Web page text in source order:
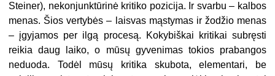
Steiner), nekonjunktūrinė kri­tiko pozicija. Ir svarbu – kalbos
menas. Šios vertybės – laisvas mąstymas ir žo­džio menas
– įgyjamos per ilgą procesą. Kokybiškai kritikai subręsti
reikia daug laiko, o mūsų gyvenimas tokios prabangos
neduoda. Todėl mūsų kritika skubo­ta, elementari, be